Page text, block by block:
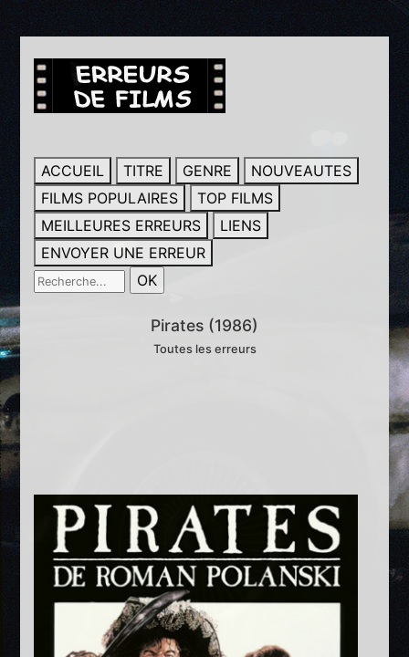
ACCUEIL TITRE GENRE
NOUVEAUTES
FILMS POPULAIRES
TOP FILMS
MEILLEURES ERREURS
LIENS
ENVOYER UNE ERREUR
Pirates (1986)
Toutes les erreurs